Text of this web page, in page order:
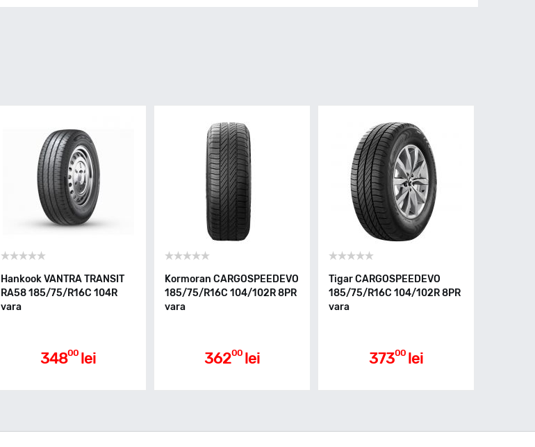
Hankook VANTRA TRANSIT
RA58 185/75/R16C 104R
vara
34800 lei
Kormoran CARGOSPEEDEVO
185/75/R16C 104/102R 8PR
vara
36200 lei
Tigar CARGOSPEEDEVO
185/75/R16C 104/102R 8PR
vara
37300 lei